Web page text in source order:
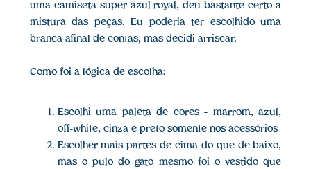
uma camiseta super azul royal, deu bastante certo a
mistura das peças. Eu poderia ter escolhido uma
branca afinal de contas, mas decidi arriscar.
Como foi a lógica de escolha:
Escolhi uma paleta de cores – marrom, azul,
off-white, cinza e preto somente nos acessórios
Escolher mais partes de cima do que de baixo,
mas o pulo do gato mesmo foi o vestido que